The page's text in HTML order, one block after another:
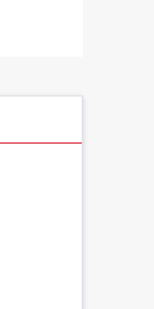
83997a
83996a